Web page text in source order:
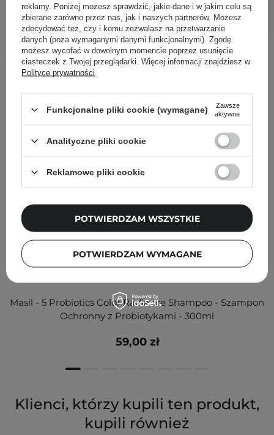
DODAJ DO KOSZYKA
Inni klienci sprawdzali również
Masil - 5 Probiotics Color Radiance Shampoo - Szampon
Ochronny z Probiotykami - 300ml
59,00 zł
Klienci, którzy kupili ten produkt,
kupili również
reklamy. Poniżej możesz sprawdzić, jakie dane i w jakim celu są
zbierane zarówno przez nas, jak i naszych partnerów. Możesz
zdecydować też, czy i komu zezwalasz na przetwarzanie
danych (poza wymaganymi danymi funkcjonalnymi). Zgodę
możesz wycofać w dowolnym momencie poprzez usunięcie
ciasteczek z Twojej przeglądarki. Więcej informacji znajdziesz w
Polityce prywatności
Funkcjonalne pliki cookie (wymagane)
Zawsze
aktywne
Analityczne pliki cookie
Reklamowe pliki cookie
POTWIERDZAM WYMAGANE
POTWIERDZAM WSZYSTKIE